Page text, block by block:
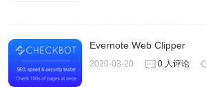
Evernote Web Clipper
2020-03-20 0 人评论